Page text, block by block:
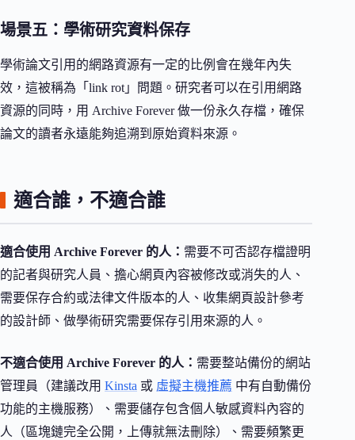
場景五：學術研究資料保存
學術論文引用的網路資源有一定的比例會在幾年內失
效，這被稱為「link rot」問題。研究者可以在引用網路
資源的同時，用 Archive Forever 做一份永久存檔，確保
論文的讀者永遠能夠追溯到原始資料來源。
適合誰，不適合誰
適合使用 Archive Forever 的人： 需要不可否認存檔證明
的記者與研究人員、擔心網頁內容被修改或消失的人、
需要保存合約或法律文件版本的人、收集網頁設計參考
的設計師、做學術研究需要保存引用來源的人。
不適合使用 Archive Forever 的人： 需要整站備份的網站
管理員（建議改用 Kinsta 或 虛擬主機推薦 中有自動備份
功能的主機服務）、需要儲存包含個人敏感資料內容的
人（區塊鏈完全公開，上傳就無法刪除）、需要頻繁更